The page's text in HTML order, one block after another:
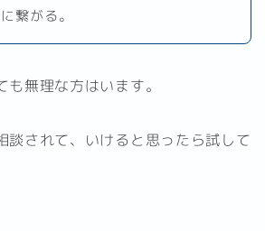
繋がる。
無理な方はいます。
談されて、いけると思ったら試して